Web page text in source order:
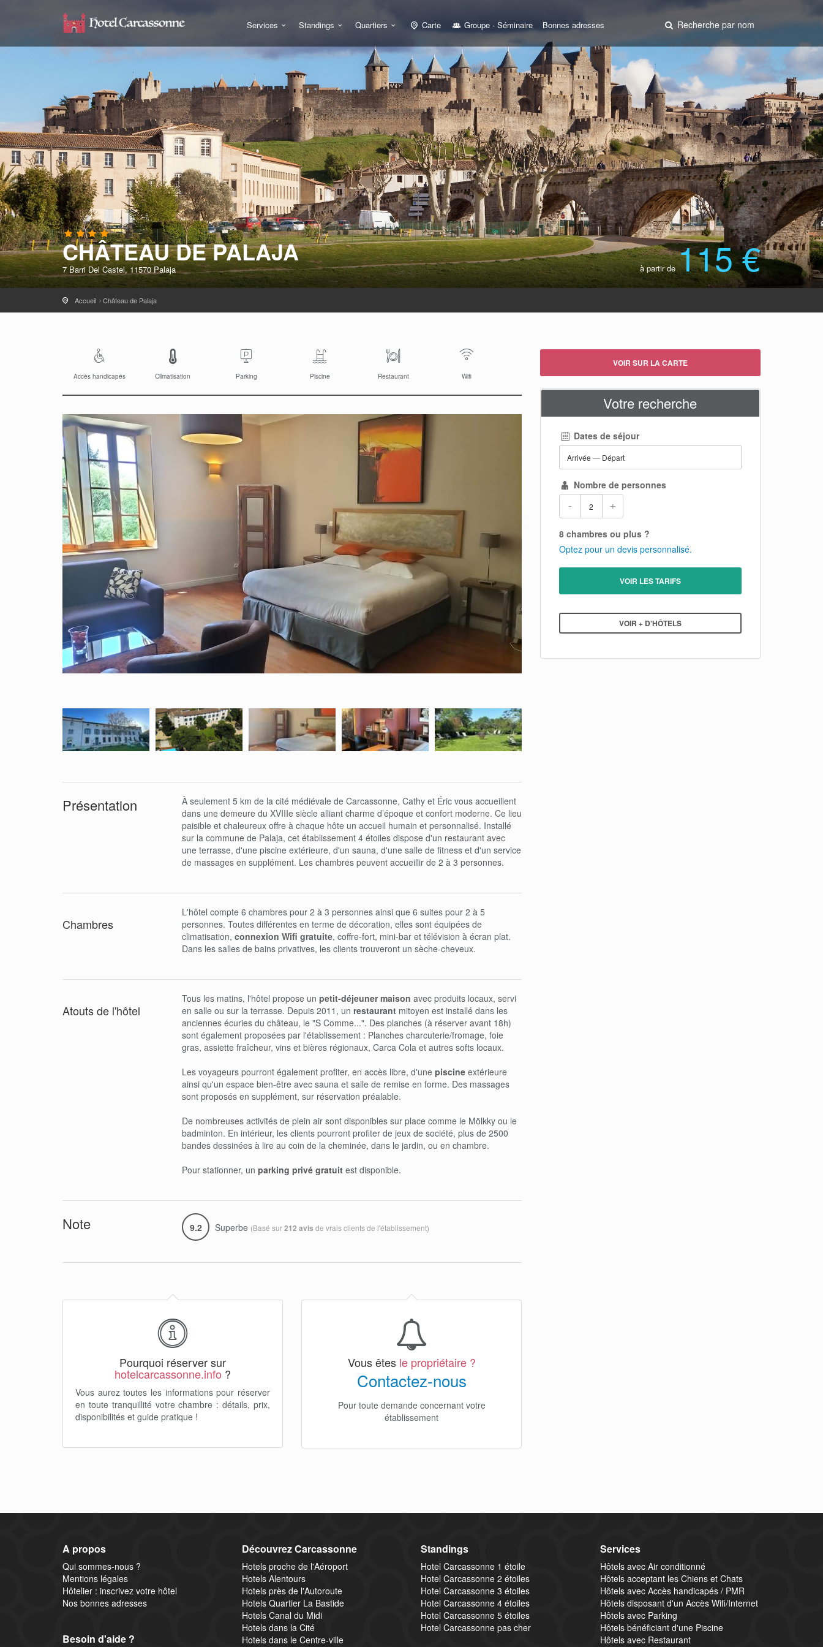
Services Standings Quartiers Carte Groupe - Séminaire Bonnes adresses Recherche par nom
CHÂTEAU DE PALAJA
7 Barri Del Castel, 11570 Palaja à partir de115 €
Accueil Château de Palaja
Accès handicapés Climatisation Parking Piscine Restaurant Wifi
Présentation
À seulement 5 km de la cité médiévale de Carcassonne, Cathy et Éric vous accueillent
dans une demeure du XVIIIe siècle alliant charme d’époque et confort moderne. Ce lieu
paisible et chaleureux offre à chaque hôte un accueil humain et personnalisé. Installé
sur la commune de Palaja, cet établissement 4 étoiles dispose d'un restaurant avec
une terrasse, d'une piscine extérieure, d'un sauna, d'une salle de fitness et d'un service
de massages en supplément. Les chambres peuvent accueillir de 2 à 3 personnes.
Chambres
L'hôtel compte 6 chambres pour 2 à 3 personnes ainsi que 6 suites pour 2 à 5
personnes. Toutes différentes en terme de décoration, elles sont équipées de
climatisation, connexion Wifi gratuite, coffre-fort, mini-bar et télévision à écran plat.
Dans les salles de bains privatives, les clients trouveront un sèche-cheveux.
Atouts de l'hôtel
Tous les matins, l'hôtel propose un petit-déjeuner maison avec produits locaux, servi
en salle ou sur la terrasse. Depuis 2011, un restaurant mitoyen est installé dans les
anciennes écuries du château, le "S Comme...". Des planches (à réserver avant 18h)
sont également proposées par l'établissement : Planches charcuterie/fromage, foie
gras, assiette fraîcheur, vins et bières régionaux, Carca Cola et autres softs locaux.
Les voyageurs pourront également profiter, en accès libre, d'une piscine extérieure
ainsi qu'un espace bien-être avec sauna et salle de remise en forme. Des massages
sont proposés en supplément, sur réservation préalable.
De nombreuses activités de plein air sont disponibles sur place comme le Mölkky ou le
badminton. En intérieur, les clients pourront profiter de jeux de société, plus de 2500
bandes dessinées à lire au coin de la cheminée, dans le jardin, ou en chambre.
Pour stationner, un parking privé gratuit est disponible.
Note 9.2 Superbe (Basé sur212 avis de vrais clients de l'établissement)
Pourquoi réserver sur
hotelcarcassonne.info ?
Vous aurez toutes les informations pour réserver
en toute tranquillité votre chambre : détails, prix,
disponibilités et guide pratique !
Vous êtes le propriétaire ?
Contactez-nous
Pour toute demande concernant votre
établissement
VOIR SUR LA CARTE
Votre recherche
Dates de séjour
Arrivée — Départ
Nombre de personnes
- +
8 chambres ou plus ?
Optez pour un devis personnalisé.
VOIR LES TARIFS
VOIR + D'HÔTELS
A propos
Qui sommes-nous ?
Mentions légales
Hôtelier : inscrivez votre hôtel
Nos bonnes adresses
Besoin d'aide ?
Découvrez Carcassonne
Hotels proche de l'Aéroport
Hotels Alentours
Hotels près de l'Autoroute
Hotels Quartier La Bastide
Hotels Canal du Midi
Hotels dans la Cité
Hotels dans le Centre-ville
Standings
Hotel Carcassonne 1 étoile
Hotel Carcassonne 2 étoiles
Hotel Carcassonne 3 étoiles
Hotel Carcassonne 4 étoiles
Hotel Carcassonne 5 étoiles
Hotel Carcassonne pas cher
Services
Hôtels avec Air conditionné
Hôtels acceptant les Chiens et Chats
Hôtels avec Accès handicapés / PMR
Hôtels disposant d'un Accès Wifi/Internet
Hôtels avec Parking
Hôtels bénéficiant d'une Piscine
Hôtels avec Restaurant